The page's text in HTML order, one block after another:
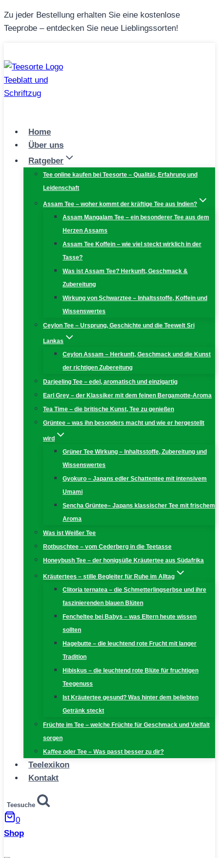
Zum
Inhalt
Zu jeder Bestellung erhalten Sie eine kostenlose
Teeprobe – entdecken Sie neue Lieblingssorten!
Home
Über uns
Ratgeber
Tee online kaufen bei Teesorte – Qualität, Erfahrung und
Leidenschaft
Assam Tee – woher kommt der kräftige Tee aus Indien?
Assam Mangalam Tee – ein besonderer Tee aus dem
Herzen Assams
Assam Tee Koffein – wie viel steckt wirklich in der
Tasse?
Was ist Assam Tee? Herkunft, Geschmack &
Zubereitung
Wirkung von Schwarztee – Inhaltsstoffe, Koffein und
Wissenswertes
Ceylon Tee – Ursprung, Geschichte und die Teewelt Sri
Lankas
Ceylon Assam – Herkunft, Geschmack und die Kunst
der richtigen Zubereitung
Darjeeling Tee – edel, aromatisch und einzigartig
Earl Grey – der Klassiker mit dem feinen Bergamotte-Aroma
Tea Time – die britische Kunst, Tee zu genießen
Grüntee – was ihn besonders macht und wie er hergestellt
wird
Grüner Tee Wirkung – Inhaltsstoffe, Zubereitung und
Wissenswertes
Gyokuro – Japans edler Schattentee mit intensivem
Umami
Sencha Grüntee– Japans klassischer Tee mit frischem
Aroma
Was ist Weißer Tee
Rotbuschtee – vom Cederberg in die Teetasse
Honeybush Tee – der honigsüße Kräutertee aus Südafrika
Kräutertees – stille Begleiter für Ruhe im Alltag
Clitoria ternatea – die Schmetterlingserbse und ihre
faszinierenden blauen Blüten
Fencheltee bei Babys – was Eltern heute wissen
sollten
Hagebutte – die leuchtend rote Frucht mit langer
Tradition
Hibiskus – die leuchtend rote Blüte für fruchtigen
Teegenuss
Ist Kräutertee gesund? Was hinter dem beliebten
Getränk steckt
Früchte im Tee – welche Früchte für Geschmack und Vielfalt
sorgen
Kaffee oder Tee – Was passt besser zu dir?
Teelexikon
Kontakt
Teesuche
0
Shop